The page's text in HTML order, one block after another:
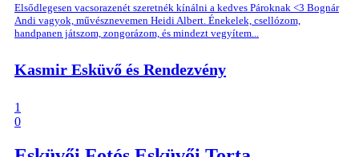
Elsődlegesen vacsorazenét szeretnék kínálni a kedves Pároknak <3 Bognár
Andi vagyok, művésznevemen Heidi Albert. Énekelek, csellózom,
handpanen játszom, zongorázom, és mindezt vegyítem...
Kasmir Esküvő és Rendezvény
1
0